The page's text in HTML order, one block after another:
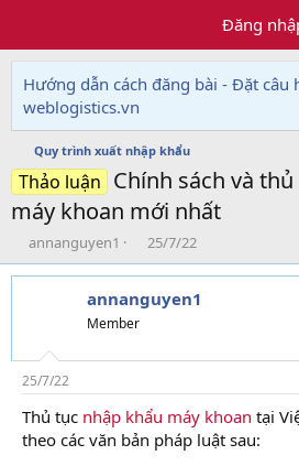
Đăng
Hướng dẫn cách đăng bài - Đặt câu
weblogistics.vn
Quy trình xuất nhập khẩu
Thảo luận Chính sách và
máy khoan mới nhất
T
h
r
s
t
a
r
t
annanguyen1
N
g
à
y
i
25/7/22
annanguyen1
Member
25/7/22
Thủ tục nhập khẩu máy khoan tại
theo các văn bản pháp luật sau: